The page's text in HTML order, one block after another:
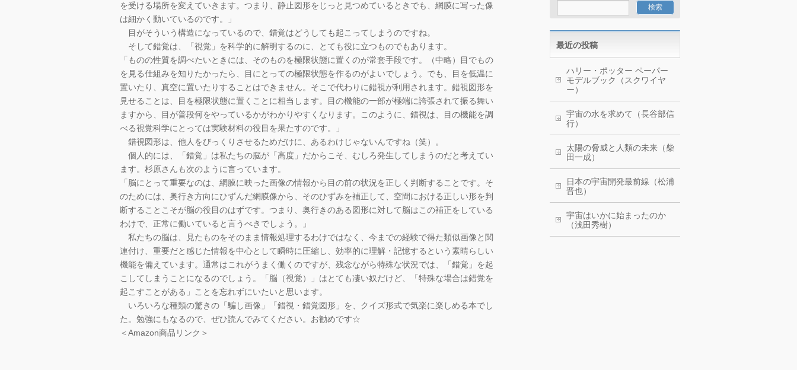
を受ける場所を変えていきます。つまり、静止図形をじっと見つめているときでも、網膜に写った像
は細かく動いているのです。」
目がそういう構造になっているので、錯覚はどうしても起こってしまうのですね。
そして錯覚は、「視覚」を科学的に解明するのに、とても役に立つものでもあります。
「ものの性質を調べたいときには、そのものを極限状態に置くのが常套手段です。（中略）目でもの
を見る仕組みを知りたかったら、目にとっての極限状態を作るのがよいでしょう。でも、目を低温に
置いたり、真空に置いたりすることはできません。そこで代わりに錯視が利用されます。錯視図形を
見せることは、目を極限状態に置くことに相当します。目の機能の一部が極端に誇張されて振る舞い
ますから、目が普段何をやっているかがわかりやすくなります。このように、錯視は、目の機能を調
べる視覚科学にとっては実験材料の役目を果たすのです。」
錯視図形は、他人をびっくりさせるためだけに、あるわけじゃないんですね（笑）。
個人的には、「錯覚」は私たちの脳が「高度」だからこそ、むしろ発生してしまうのだと考えてい
ます。杉原さんも次のように言っています。
「脳にとって重要なのは、網膜に映った画像の情報から目の前の状況を正しく判断することです。そ
のためには、奥行き方向にひずんだ網膜像から、そのひずみを補正して、空間における正しい形を判
断することこそが脳の役目のはずです。つまり、奥行きのある図形に対して脳はこの補正をしている
わけで、正常に働いていると言うべきでしょう。」
私たちの脳は、見たものをそのまま情報処理するわけではなく、今までの経験で得た類似画像と関
連付け、重要だと感じた情報を中心として瞬時に圧縮し、効率的に理解・記憶するという素晴らしい
機能を備えています。通常はこれがうまく働くのですが、残念ながら特殊な状況では、「錯覚」を起
こしてしまうことになるのでしょう。「脳（視覚）」はとても凄い奴だけど、「特殊な場合は錯覚を
起こすことがある」ことを忘れずにいたいと思います。
いろいろな種類の驚きの「騙し画像」「錯視・錯覚図形」を、クイズ形式で気楽に楽しめる本でし
た。勉強にもなるので、ぜひ読んでみてください。お勧めです☆
＜Amazon商品リンク＞
最近の投稿
ハリー・ポッター ペーパー
モデルブック（スクワイヤ
ー）
宇宙の水を求めて（長谷部信
行）
太陽の脅威と人類の未来（柴
田一成）
日本の宇宙開発最前線（松浦
晋也）
宇宙はいかに始まったのか
（浅田秀樹）